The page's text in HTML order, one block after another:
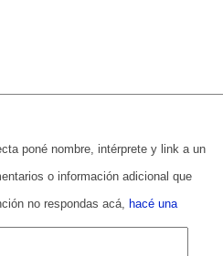
poné nombre, intérprete y link a un
o información adicional que
no respondas acá, hacé una